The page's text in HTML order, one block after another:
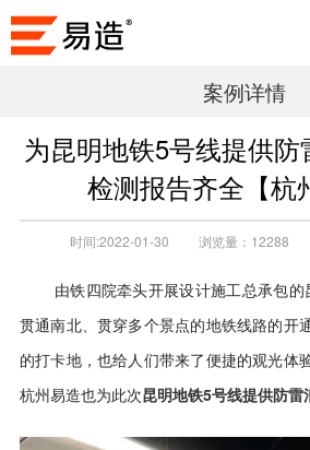
案例详情
为昆明地铁5号线提供
检测报告齐全【杭
时间:2022-01-30 浏览量： 12288
由铁四院牵头开展设计施工总承包
贯通南北、贯穿多个景点的地铁线路的开
的打卡地，也给人们带来了便捷的观光体
杭州易造也为此次昆明地铁5号线提供防雷